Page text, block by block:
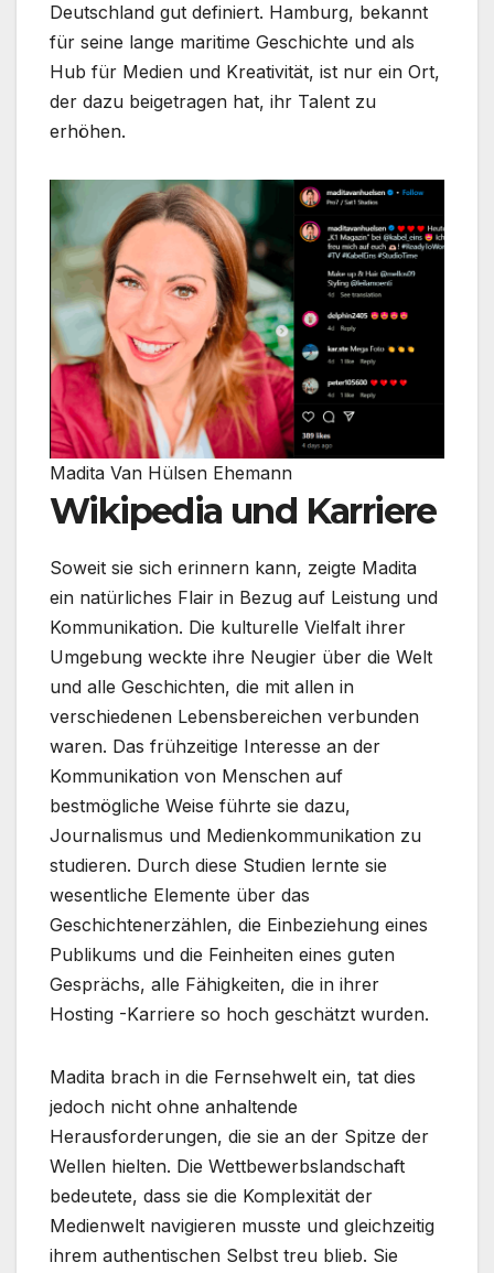
Deutschland gut definiert. Hamburg, bekannt
für seine lange maritime Geschichte und als
Hub für Medien und Kreativität, ist nur ein Ort,
der dazu beigetragen hat, ihr Talent zu
erhöhen.
Madita Van Hülsen Ehemann
Wikipedia und Karriere
Soweit sie sich erinnern kann, zeigte Madita
ein natürliches Flair in Bezug auf Leistung und
Kommunikation. Die kulturelle Vielfalt ihrer
Umgebung weckte ihre Neugier über die Welt
und alle Geschichten, die mit allen in
verschiedenen Lebensbereichen verbunden
waren. Das frühzeitige Interesse an der
Kommunikation von Menschen auf
bestmögliche Weise führte sie dazu,
Journalismus und Medienkommunikation zu
studieren. Durch diese Studien lernte sie
wesentliche Elemente über das
Geschichtenerzählen, die Einbeziehung eines
Publikums und die Feinheiten eines guten
Gesprächs, alle Fähigkeiten, die in ihrer
Hosting -Karriere so hoch geschätzt wurden.
Madita brach in die Fernsehwelt ein, tat dies
jedoch nicht ohne anhaltende
Herausforderungen, die sie an der Spitze der
Wellen hielten. Die Wettbewerbslandschaft
bedeutete, dass sie die Komplexität der
Medienwelt navigieren musste und gleichzeitig
ihrem authentischen Selbst treu blieb. Sie